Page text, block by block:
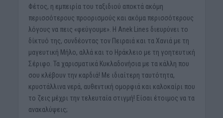
Φέτος, η εμπειρία του ταξιδιού αποκτά ακόμη
περισσότερους προορισμούς και ακόμα περισσότερους
λόγους να πεις «φεύγουμε». Η Anek Lines διευρύνει το
δίκτυό της, συνδέοντας τον Πειραιά και τα Χανιά με τη
μαγευτική Μήλο, αλλά και το Ηράκλειο με τη γοητευτική
Σέριφο. Τα χαρισματικά Κυκλαδονήσια με τα κάλλη που
σου κλέβουν την καρδιά! Με ιδιαίτερη ταυτότητα,
κρυστάλλινα νερά, αυθεντική ομορφιά και καλοκαίρι που
το ζεις μέχρι την τελευταία στιγμή! Είσαι έτοιμος να τα
ανακαλύψεις;